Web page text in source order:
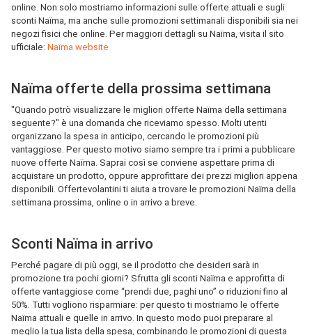
online. Non solo mostriamo informazioni sulle offerte attuali e sugli
sconti Naïma, ma anche sulle promozioni settimanali disponibili sia nei
negozi fisici che online. Per maggiori dettagli su Naïma, visita il sito
ufficiale: Naïma website
Naïma offerte della prossima settimana
"Quando potrò visualizzare le migliori offerte Naïma della settimana
seguente?" è una domanda che riceviamo spesso. Molti utenti
organizzano la spesa in anticipo, cercando le promozioni più
vantaggiose. Per questo motivo siamo sempre tra i primi a pubblicare
nuove offerte Naïma. Saprai così se conviene aspettare prima di
acquistare un prodotto, oppure approfittare dei prezzi migliori appena
disponibili. Offertevolantini ti aiuta a trovare le promozioni Naïma della
settimana prossima, online o in arrivo a breve.
Sconti Naïma in arrivo
Perché pagare di più oggi, se il prodotto che desideri sarà in
promozione tra pochi giorni? Sfrutta gli sconti Naïma e approfitta di
offerte vantaggiose come “prendi due, paghi uno” o riduzioni fino al
50%. Tutti vogliono risparmiare: per questo ti mostriamo le offerte
Naïma attuali e quelle in arrivo. In questo modo puoi preparare al
meglio la tua lista della spesa, combinando le promozioni di questa